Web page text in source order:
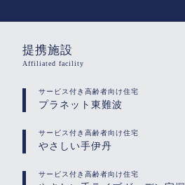
提携施設
Affiliated facility
サービス付き高齢者向け住宅
プラネット東難波
サービス付き高齢者向け住宅
やさしい手伊丹
サービス付き高齢者向け住宅